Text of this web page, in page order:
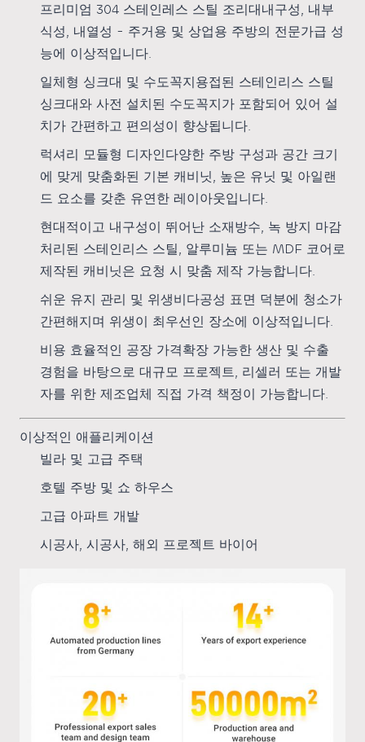
프리미엄 304 스테인레스 스틸 조리대내구성, 내부
식성, 내열성 - 주거용 및 상업용 주방의 전문가급 성
능에 이상적입니다.
일체형 싱크대 및 수도꼭지용접된 스테인리스 스틸
싱크대와 사전 설치된 수도꼭지가 포함되어 있어 설
치가 간편하고 편의성이 향상됩니다.
럭셔리 모듈형 디자인다양한 주방 구성과 공간 크기
에 맞게 맞춤화된 기본 캐비닛, 높은 유닛 및 아일랜
드 요소를 갖춘 유연한 레이아웃입니다.
현대적이고 내구성이 뛰어난 소재방수, 녹 방지 마감
처리된 스테인리스 스틸, 알루미늄 또는 MDF 코어로
제작된 캐비닛은 요청 시 맞춤 제작 가능합니다.
쉬운 유지 관리 및 위생비다공성 표면 덕분에 청소가
간편해지며 위생이 최우선인 장소에 이상적입니다.
비용 효율적인 공장 가격확장 가능한 생산 및 수출
경험을 바탕으로 대규모 프로젝트, 리셀러 또는 개발
자를 위한 제조업체 직접 가격 책정이 가능합니다.
이상적인 애플리케이션
빌라 및 고급 주택
호텔 주방 및 쇼 하우스
고급 아파트 개발
시공사, 시공사, 해외 프로젝트 바이어